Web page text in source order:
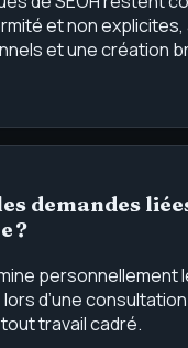
et non explicites,
et une création
demandes
?
personnellement
d’une
travail cadré.